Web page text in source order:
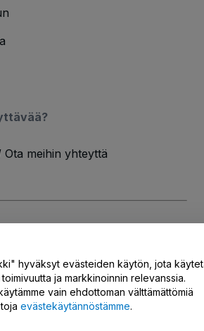
Ota meihin yhteyttä
Evästekäytännönja
tietojani/tietosuojavalintojani
hyväksyt evästeiden käytön, jota
ja markkinoinnin relevanssia.
vain ehdottoman välttämättömiä
evästekäytännöstämme.